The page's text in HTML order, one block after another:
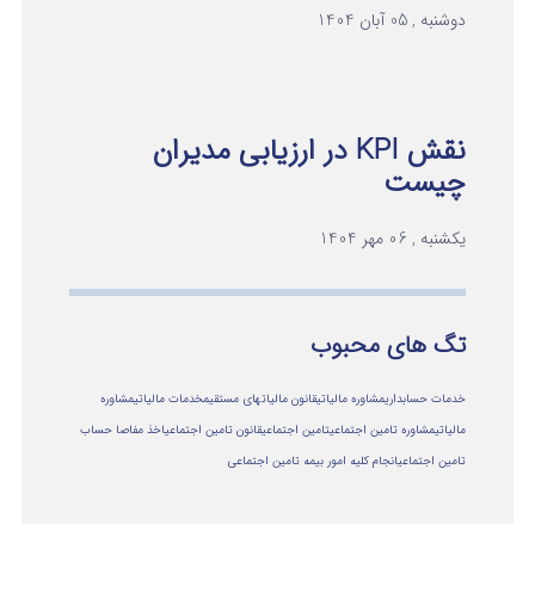
دوشنبه , 05 آبان 1404
نقش KPI در ارزیابی مدیران
چیست
یکشنبه , 06 مهر 1404
تگ های محبوب
خدمات حسابداریمشاوره مالیاتیقانون مالیاتهای مستقیمخدمات مالیاتیمشاوره
مالياتيمشاوره تامین اجتماعیتامین اجتماعیقانون تامین اجتماعیاخذ مفاصا حساب
تامین اجتماعیانجام کلیه امور بیمه تامین اجتماعی